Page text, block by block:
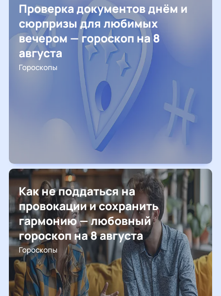
Проверка документов днём и
сюрпризы для любимых
вечером — гороскоп на 8
августа
Гороскопы
Как не поддаться на
провокации и сохранить
гармонию — любовный
гороскоп на 8 августа
Гороскопы